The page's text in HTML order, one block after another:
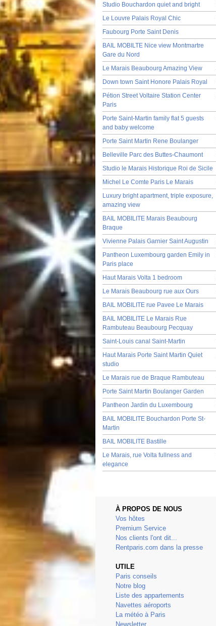
Studio Bouchardon quiet and bright
Le Louvre Palais Royal Chic
Faubourg Porte Saint Denis
BAIL MOBILTE Nice view Montmartre
Gare du Nord
Le Marais Beaubourg Amazing View
Down town Saint Honore Palais Royal
Pétion Street Voltaire Station Center
Paris
Porte Saint-Martin family flat 5 guests
and baby welcome
Porte Saint Martin Rene Boulanger
Belleville Parc des Buttes-Chaumont
Studio le Marais Historique Roi de Sicile
Michel Le Comte Paris Le Marais
Luxury bright apartment, triple exposure,
amazing view
BAIL MOBILITE Marais Beaubourg
Braque
Vivienne Palais Garnier Saint Augustin
Pantheon Luxembourg garden Emily in
Paris place
Haut Marais Volta 1 bedroom
Le Marais Beaubourg rue aux Ours
BAIL MOBILITE rue Pavee Le Marais
BAIL MOBILITE Le Marais Rue
Rambuteau Beaubourg Pecquay
Saint-Louis canal Saint-Martin
Haut Marais Porte Saint Martin Quiet
studio
Le Marais rue de Braque Rambuteau
Porte Saint Martin Boulanger Garden
Pantheon Jardin du Luxembourg
BAIL MOBILITE Bouchardon Porte St-
Martin
BAIL MOBILITE Bastille
Le Marais, rue Volta fullness and
elegance
À PROPOS DE NOUS
Vos hôtes
Premium Service
Nos clients l'ont dit...
Rentparis.com dans la presse
UTILE
Paris conseils
Notre blog
Liste des appartements
Navettes aéroports
La météo à Paris
Newsletter